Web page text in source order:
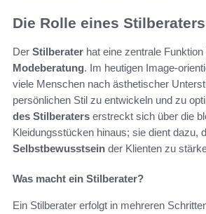
Die Rolle eines Stilberaters
Der Stilberater hat eine zentrale Funktion
Modeberatung. Im heutigen Image-
viele Menschen nach ästhetischer
persönlichen Stil zu entwickeln und zu
des Stilberaters erstreckt sich über die
Kleidungsstücken hinaus; sie dient dazu,
Selbstbewusstsein der Klienten zu
Was macht ein Stilberater?
Ein Stilberater erfolgt in mehreren